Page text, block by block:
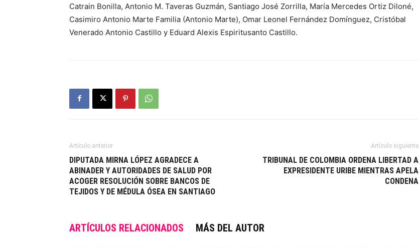
Catrain Bonilla, Antonio M. Taveras Guzmán, Santiago José Zorrilla, María Mercedes Ortiz Diloné,
Casimiro Antonio Marte Familia (Antonio Marte), Omar Leonel Fernández Domínguez, Cristóbal
Venerado Antonio Castillo y Eduard Alexis Espiritusanto Castillo.
Artículo anterior
DIPUTADA MIRNA LÓPEZ AGRADECE A
ABINADER Y AUTORIDADES DE SALUD POR
ACOGER RESOLUCIÓN SOBRE BANCOS DE
TEJIDOS Y DE MÉDULA ÓSEA EN SANTIAGO
Artículo siguiente
TRIBUNAL DE COLOMBIA ORDENA LIBERTAD A
EXPRESIDENTE URIBE MIENTRAS APELA
CONDENA
ARTÍCULOS RELACIONADOS MÁS DEL AUTOR